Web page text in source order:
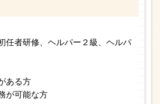
任者研修、ヘルパー２級、ヘルパ
ある方
が可能な方